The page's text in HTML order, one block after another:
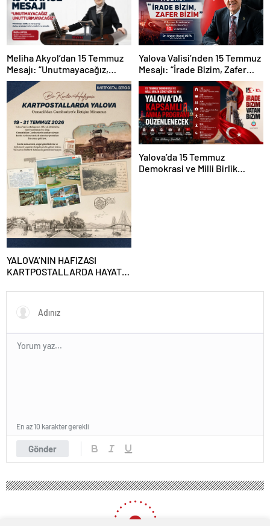
Meliha Akyol’dan 15 Temmuz
Mesajı: “Unutmayacağız,
Unutturmayacağız”
Yalova Valisi’nden 15 Temmuz
Mesajı: “İrade Bizim, Zafer
Bizim”
YALOVA’NIN HAFIZASI
KARTPOSTALLARDA HAYAT
Yalova’da 15 Temmuz
Demokrasi ve Milli Birlik
Gönder
En az 10 karakter gerekli